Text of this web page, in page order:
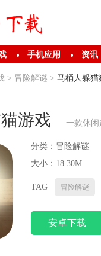
手机应用 资讯
> 冒险解谜 > 马桶人躲猫
游戏 一款休
分类： 冒险解谜
大小：18.30M
TAG 冒险解谜
安卓下载